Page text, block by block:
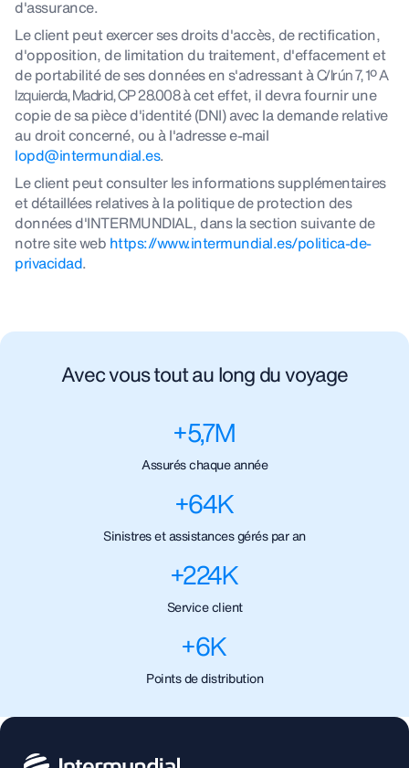
d'assurance.
Le client peut exercer ses droits d'accès, de rectification,
d'opposition, de limitation du traitement, d'effacement et
de portabilité de ses données en s'adressant àC/Irún 7, 1º A
Izquierda, Madrid, CP 28.008à cet effet, il devra fournir une
copie de sa pièce d'identité (DNI) avec la demande relative
au droit concerné, ou à l'adresse e-mail
lopd@intermundial.es.
Le client peut consulter les informations supplémentaires
et détaillées relatives à la politique de protection des
données d'INTERMUNDIAL, dans la section suivante de
notre site web https://www.intermundial.es/politica-de-
privacidad.
Avec vous tout au long du voyage
+5,7M
Assurés chaque année
+64K
Sinistres et assistances gérés par an
+224K
Service client
+6K
Points de distribution